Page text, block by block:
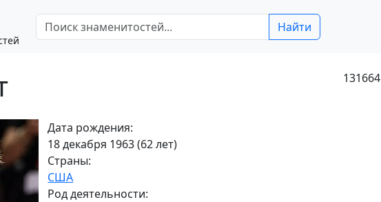
Найти
131664
Дата рождения:
18 декабря 1963 (62 лет)
Страны:
США
Род деятельности: